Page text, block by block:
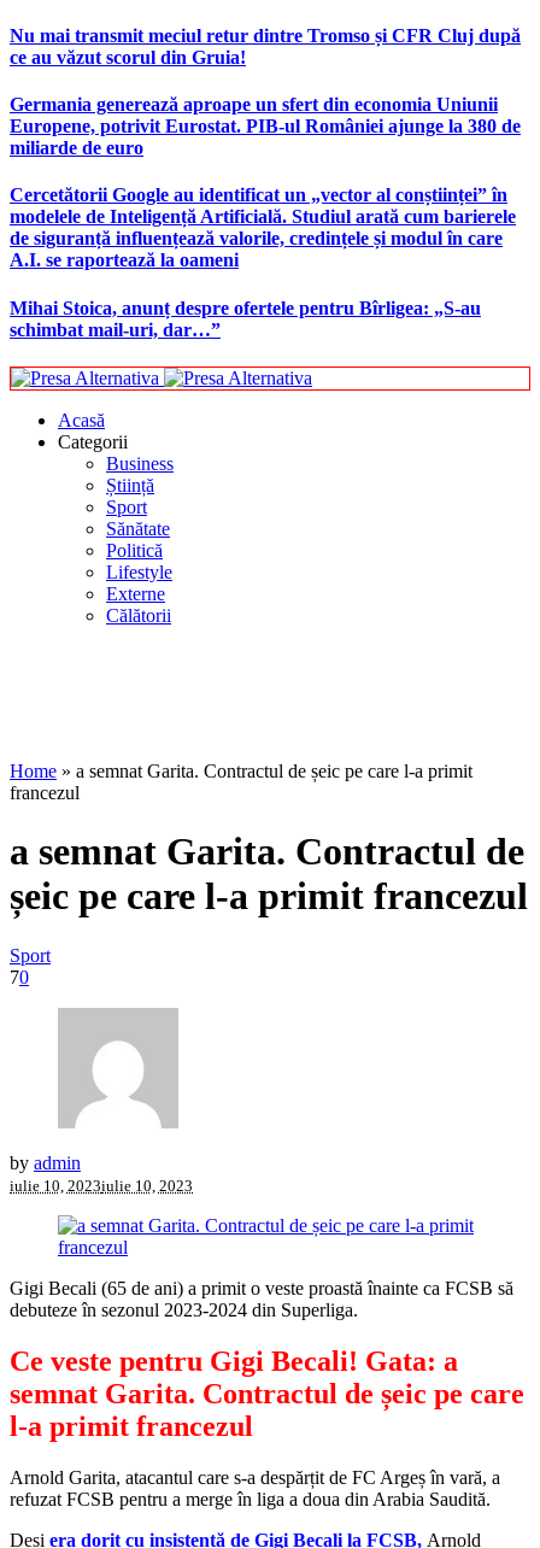
Nu mai transmit meciul retur dintre Tromso și CFR Cluj după
ce au văzut scorul din Gruia!
Germania generează aproape un sfert din economia Uniunii
Europene, potrivit Eurostat. PIB-ul României ajunge la 380 de
miliarde de euro
Cercetătorii Google au identificat un „vector al conștiinței” în
modelele de Inteligență Artificială. Studiul arată cum barierele
de siguranță influențează valorile, credințele și modul în care
A.I. se raportează la oameni
Mihai Stoica, anunț despre ofertele pentru Bîrligea: „S-au
schimbat mail-uri, dar…”
Acasă
Categorii
Business
Știință
Sport
Sănătate
Politică
Lifestyle
Externe
Călătorii
Home » a semnat Garita. Contractul de șeic pe care l-a primit
francezul
a semnat Garita. Contractul de
șeic pe care l-a primit francezul
Sport
70
by admin
iulie 10, 2023iulie 10, 2023
Gigi Becali (65 de ani) a primit o veste proastă înainte ca FCSB să
debuteze în sezonul 2023-2024 din Superliga.
Ce veste pentru Gigi Becali! Gata: a
semnat Garita. Contractul de șeic pe care
l-a primit francezul
Arnold Garita, atacantul care s-a despărțit de FC Argeș în vară, a
refuzat FCSB pentru a merge în liga a doua din Arabia Saudită.
Deși era dorit cu insistență de Gigi Becali la FCSB, Arnold